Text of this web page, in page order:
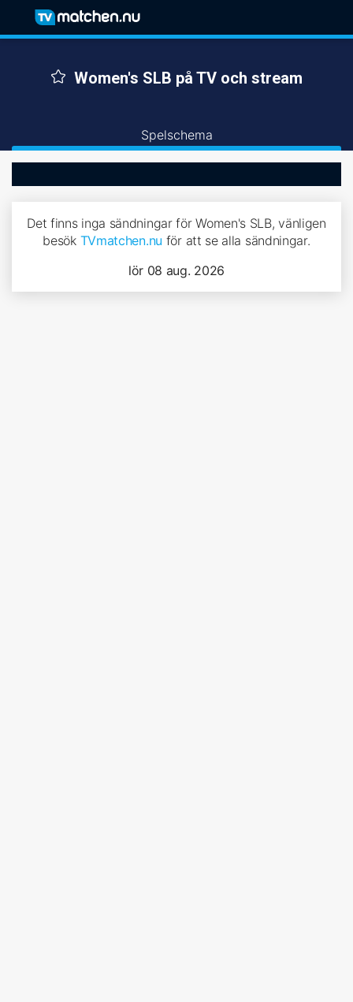
Women's SLB på TV och stream
Spelschema
Det finns inga sändningar för Women's SLB, vänligen
besök TVmatchen.nu för att se alla sändningar.
lör 08 aug. 2026